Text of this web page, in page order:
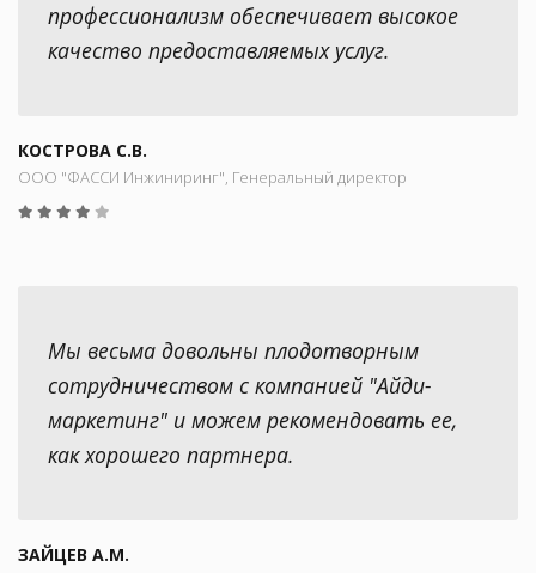
профессионализм обеспечивает высокое
качество предоставляемых услуг.
КОСТРОВА С.В.
ООО "ФАССИ Инжиниринг", Генеральный директор
Мы весьма довольны плодотворным
сотрудничеством с компанией "Айди-
маркетинг" и можем рекомендовать ее,
как хорошего партнера.
ЗАЙЦЕВ А.М.